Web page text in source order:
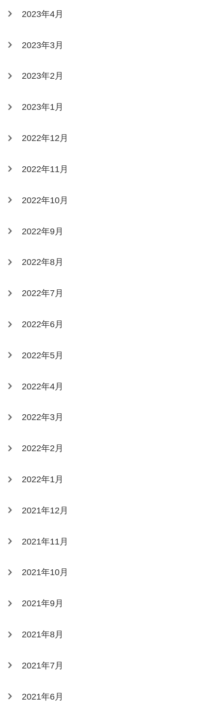
2023年4月
2023年3月
2023年2月
2023年1月
2022年12月
2022年11月
2022年10月
2022年9月
2022年8月
2022年7月
2022年6月
2022年5月
2022年4月
2022年3月
2022年2月
2022年1月
2021年12月
2021年11月
2021年10月
2021年9月
2021年8月
2021年7月
2021年6月